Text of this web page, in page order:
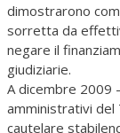
dimostrarono
sorretta da
negare il
giudiziarie.
A dicembre 2009
amministrativi del
cautelare